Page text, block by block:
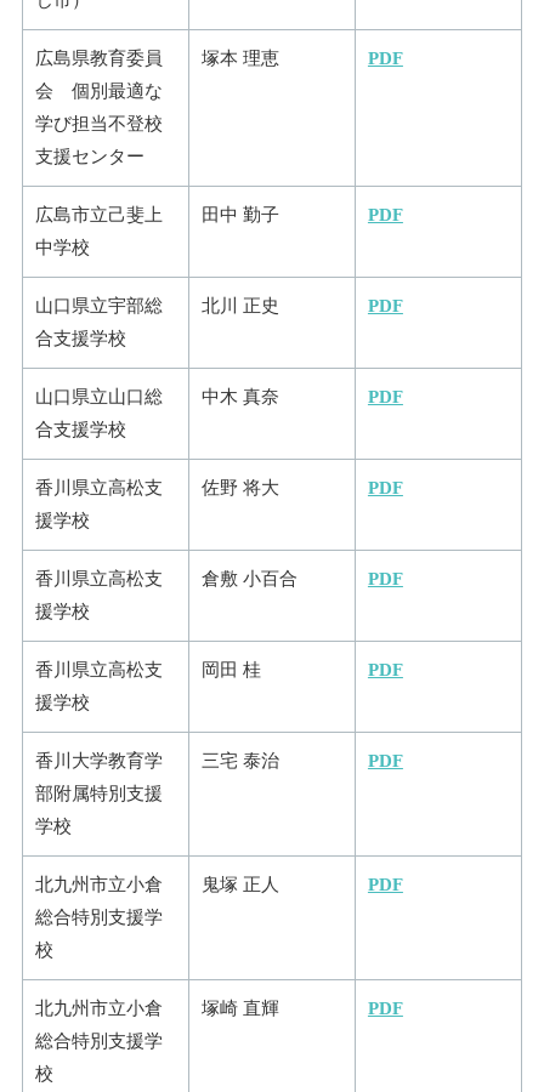
広島県教育委員
会 個別最適な
学び担当不登校
支援センター
塚本 理恵 PDF
広島市立己斐上
中学校
田中 勤子 PDF
山口県立宇部総
合支援学校
北川 正史 PDF
山口県立山口総
合支援学校
中木 真奈 PDF
香川県立高松支
援学校
佐野 将大 PDF
香川県立高松支
援学校
倉敷 小百合 PDF
香川県立高松支
援学校
岡田 桂 PDF
香川大学教育学
部附属特別支援
学校
三宅 泰治 PDF
北九州市立小倉
総合特別支援学
校
鬼塚 正人 PDF
北九州市立小倉
総合特別支援学
校
塚崎 直輝 PDF